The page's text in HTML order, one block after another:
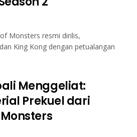
Monsters resmi dirilis,
King Kong dengan petualangan
Menggeliat:
Prekuel dari